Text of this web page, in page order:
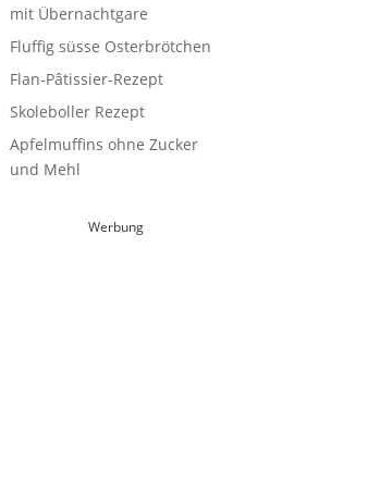
mit Übernachtgare
Fluffig süsse Osterbrötchen
Flan-Pâtissier-Rezept
Skoleboller Rezept
Apfelmuffins ohne Zucker
und Mehl
Werbung